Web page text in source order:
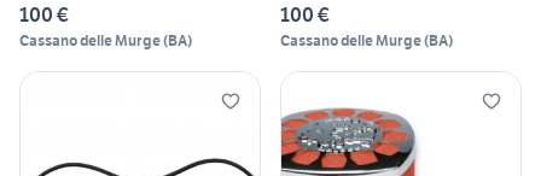
100 €
Cassano delle Murge(BA)
100 €
Cassano delle Murge(BA)